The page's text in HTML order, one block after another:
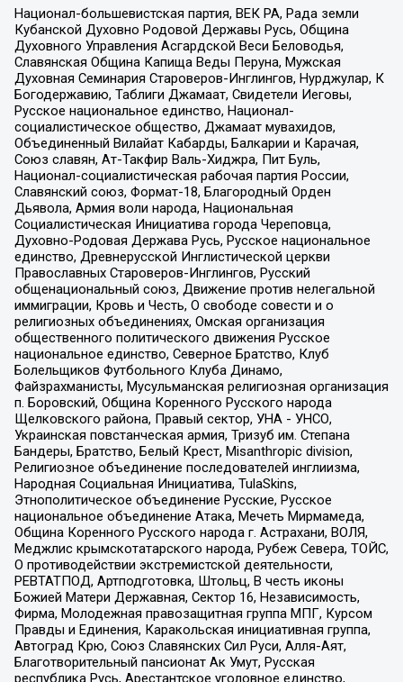
Национал-большевистская партия, ВЕК РА, Рада земли
Кубанской Духовно Родовой Державы Русь, Община
Духовного Управления Асгардской Веси Беловодья,
Славянская Община Капища Веды Перуна, Мужская
Духовная Семинария Староверов-Инглингов, Нурджулар, К
Богодержавию, Таблиги Джамаат, Свидетели Иеговы,
Русское национальное единство, Национал-
социалистическое общество, Джамаат мувахидов,
Объединенный Вилайат Кабарды, Балкарии и Карачая,
Союз славян, Ат-Такфир Валь-Хиджра, Пит Буль,
Национал-социалистическая рабочая партия России,
Славянский союз, Формат-18, Благородный Орден
Дьявола, Армия воли народа, Национальная
Социалистическая Инициатива города Череповца,
Духовно-Родовая Держава Русь, Русское национальное
единство, Древнерусской Инглистической церкви
Православных Староверов-Инглингов, Русский
общенациональный союз, Движение против нелегальной
иммиграции, Кровь и Честь, О свободе совести и о
религиозных объединениях, Омская организация
общественного политического движения Русское
национальное единство, Северное Братство, Клуб
Болельщиков Футбольного Клуба Динамо,
Файзрахманисты, Мусульманская религиозная организация
п. Боровский, Община Коренного Русского народа
Щелковского района, Правый сектор, УНА - УНСО,
Украинская повстанческая армия, Тризуб им. Степана
Бандеры, Братство, Белый Крест, Misanthropic division,
Религиозное объединение последователей инглиизма,
Народная Социальная Инициатива, TulaSkins,
Этнополитическое объединение Русские, Русское
национальное объединение Атака, Мечеть Мирмамеда,
Община Коренного Русского народа г. Астрахани, ВОЛЯ,
Меджлис крымскотатарского народа, Рубеж Севера, ТОЙС,
О противодействии экстремистской деятельности,
РЕВТАТПОД, Артподготовка, Штольц, В честь иконы
Божией Матери Державная, Сектор 16, Независимость,
Фирма, Молодежная правозащитная группа МПГ, Курсом
Правды и Единения, Каракольская инициативная группа,
Автоград Крю, Союз Славянских Сил Руси, Алля-Аят,
Благотворительный пансионат Ак Умут, Русская
республика Русь, Арестантское уголовное единство,